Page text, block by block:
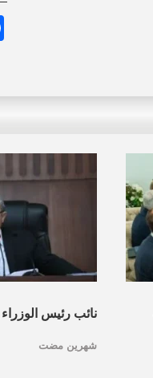
نائب رئيس الوزراء
شهرين مضت